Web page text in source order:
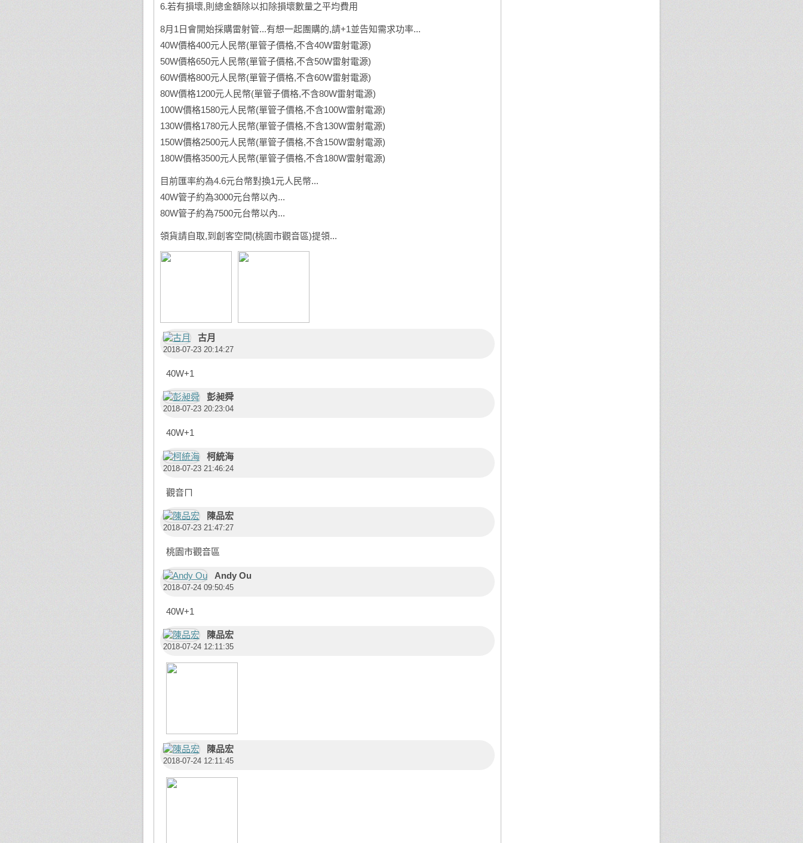
6.若有損壞,則總金額除以扣除損壞數量之平均費用
8月1日會開始採購雷射管...有想一起團購的,請+1並告知需求功率...
40W價格400元人民幣(單管子價格,不含40W雷射電源)
50W價格650元人民幣(單管子價格,不含50W雷射電源)
60W價格800元人民幣(單管子價格,不含60W雷射電源)
80W價格1200元人民幣(單管子價格,不含80W雷射電源)
100W價格1580元人民幣(單管子價格,不含100W雷射電源)
130W價格1780元人民幣(單管子價格,不含130W雷射電源)
150W價格2500元人民幣(單管子價格,不含150W雷射電源)
180W價格3500元人民幣(單管子價格,不含180W雷射電源)
目前匯率約為4.6元台幣對換1元人民幣...
40W管子約為3000元台幣以內...
80W管子約為7500元台幣以內...
領貨請自取,到創客空間(桃園市觀音區)提領...
古月
2018-07-23 20:14:27
40W+1
彭昶舜
2018-07-23 20:23:04
40W+1
柯統海
2018-07-23 21:46:24
觀音ㄇ
陳品宏
2018-07-23 21:47:27
桃園市觀音區
Andy Ou
2018-07-24 09:50:45
40W+1
陳品宏
2018-07-24 12:11:35
陳品宏
2018-07-24 12:11:45